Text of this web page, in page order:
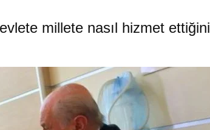
millete nasıl hizmet ettiğini